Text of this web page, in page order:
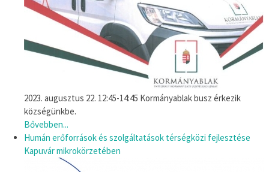
2023. augusztus 22. 12:45-14:45 Kormányablak busz érkezik
községünkbe.
Bővebben...
Humán erőforrások és szolgáltatások térségközi fejlesztése
Kapuvár mikrokörzetében